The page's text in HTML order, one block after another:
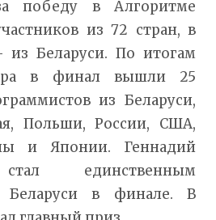
победу в Алгоритме
из 72 стран, в
из Беларуси. По итогам
в финал вышли 25
из Беларуси,
Польши, России, США,
и Японии. Геннадий
единственным
Беларуси в финале. В